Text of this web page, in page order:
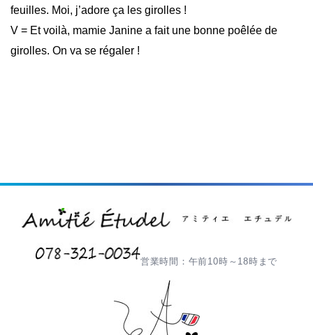
feuilles. Moi, j’adore ça les girolles !
V = Et voilà, mamie Janine a fait une bonne poêlée de
girolles. On va se régaler !
営業時間：午前10時～18時まで